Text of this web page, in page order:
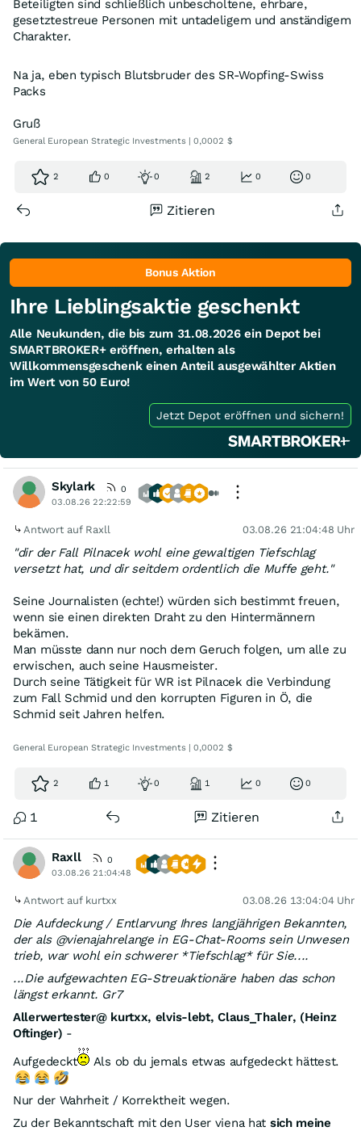
Beteiligten sind schließlich unbescholtene, ehrbare,
gesetztestreue Personen mit untadeligem und anständigem
Charakter.
Na ja, eben typisch Blutsbruder des SR-Wopfing-Swiss
Packs
Gruß
General European Strategic Investments | 0,0002 $
2 0 0 2 0 0
Zitieren
Bonus Aktion
Ihre Lieblingsaktie geschenkt
Alle Neukunden, die bis zum 31.08.2026 ein Depot bei
SMARTBROKER+ eröffnen, erhalten als
Willkommensgeschenk einen Anteil ausgewählter Aktien
im Wert von 50 Euro!
Jetzt Depot eröffnen und sichern!
Skylark
0
03.08.26 22:22:59
Antwort auf Raxll 03.08.26 21:04:48 Uhr
"dir der Fall Pilnacek wohl eine gewaltigen Tiefschlag
versetzt hat, und dir seitdem ordentlich die Muffe geht."
Seine Journalisten (echte!) würden sich bestimmt freuen,
wenn sie einen direkten Draht zu den Hintermännern
bekämen.
Man müsste dann nur noch dem Geruch folgen, um alle zu
erwischen, auch seine Hausmeister.
Durch seine Tätigkeit für WR ist Pilnacek die Verbindung
zum Fall Schmid und den korrupten Figuren in Ö, die
Schmid seit Jahren helfen.
General European Strategic Investments | 0,0002 $
2 1 0 1 0 0
1 Zitieren
Raxll
0
03.08.26 21:04:48
Antwort auf kurtxx 03.08.26 13:04:04 Uhr
Die Aufdeckung / Entlarvung Ihres langjährigen Bekannten,
der als @vienajahrelange in EG-Chat-Rooms sein Unwesen
trieb, war wohl ein schwerer *Tiefschlag* für Sie....
...Die aufgewachten EG-Streuaktionäre haben das schon
längst erkannt. Gr7
Allerwertester@ kurtxx, elvis-lebt, Claus_Thaler, (Heinz
Oftinger) -
Aufgedeckt
Als ob du jemals etwas aufgedeckt hättest.
Nur der Wahrheit / Korrektheit wegen.
Zu der Bekanntschaft mit den User viena hat sich meine